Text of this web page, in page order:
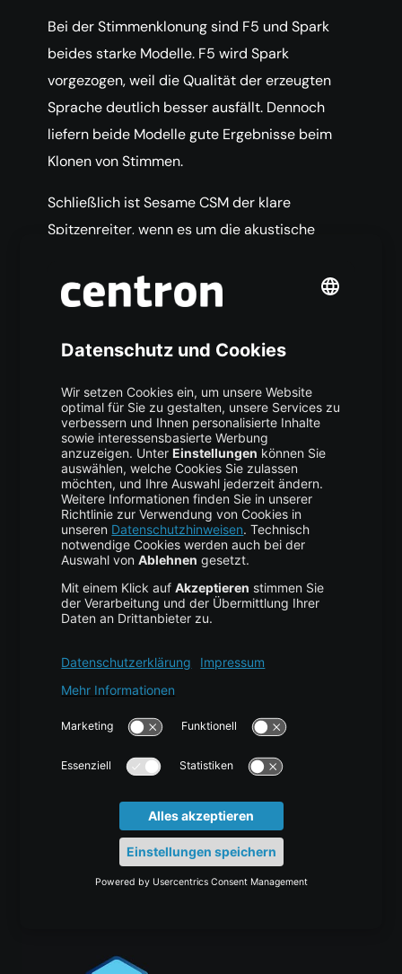
Bei der Stimmenklonung sind F5 und Spark
beides starke Modelle. F5 wird Spark
vorgezogen, weil die Qualität der erzeugten
Sprache deutlich besser ausfällt. Dennoch
liefern beide Modelle gute Ergebnisse beim
Klonen von Stimmen.
Schließlich ist Sesame CSM der klare
Spitzenreiter, wenn es um die akustische
feiner tonaler Ausdrucksformen geht. Das
Potenzial von CSM mit weiterem Fine-Tuning,
verfügbare Open-Source-Version jedoch noch
nicht das Niveau von F5 in Bezug auf
Stimmenklonung und allgemeine
Audioqualität.
Alle in diesem Vergleich behandelten Modelle
sind hervorragende TTS-Systeme. Jedes von
ihnen hat seine eigenen Stärken in
unterschiedlichen Bereichen, doch insgesamt
bleibt F5 die überzeugendste Empfehlung als
Quelle: vultr.com
Das könnte Sie auch interessieren: